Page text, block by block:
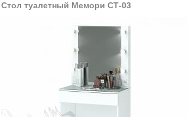
Стол туалетный Мемори СТ-03